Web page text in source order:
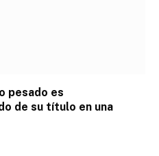
pesado es
de su título en una